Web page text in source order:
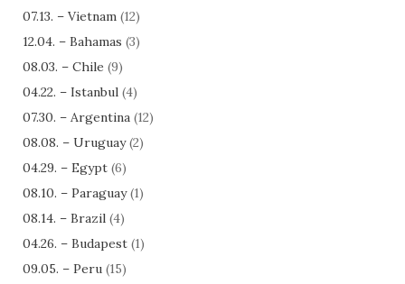
07.13. – Vietnam (12)
12.04. – Bahamas (3)
08.03. – Chile (9)
04.22. – Istanbul (4)
07.30. – Argentina (12)
08.08. – Uruguay(2)
04.29. – Egypt (6)
08.10. – Paraguay(1)
08.14. – Brazil (4)
04.26. – Budapest (1)
09.05. – Peru (15)